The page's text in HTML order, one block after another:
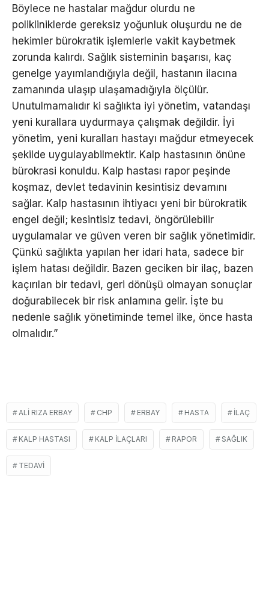
Böylece ne hastalar mağdur olurdu ne
polikliniklerde gereksiz yoğunluk oluşurdu ne de
hekimler bürokratik işlemlerle vakit kaybetmek
zorunda kalırdı. Sağlık sisteminin başarısı, kaç
genelge yayımlandığıyla değil, hastanın ilacına
zamanında ulaşıp ulaşamadığıyla ölçülür.
Unutulmamalıdır ki sağlıkta iyi yönetim, vatandaşı
yeni kurallara uydurmaya çalışmak değildir. İyi
yönetim, yeni kuralları hastayı mağdur etmeyecek
şekilde uygulayabilmektir. Kalp hastasının önüne
bürokrasi konuldu. Kalp hastası rapor peşinde
koşmaz, devlet tedavinin kesintisiz devamını
sağlar. Kalp hastasının ihtiyacı yeni bir bürokratik
engel değil; kesintisiz tedavi, öngörülebilir
uygulamalar ve güven veren bir sağlık yönetimidir.
Çünkü sağlıkta yapılan her idari hata, sadece bir
işlem hatası değildir. Bazen geciken bir ilaç, bazen
kaçırılan bir tedavi, geri dönüşü olmayan sonuçlar
doğurabilecek bir risk anlamına gelir. İşte bu
nedenle sağlık yönetiminde temel ilke, önce hasta
olmalıdır.”
ALI RIZA ERBAY CHP ERBAY HASTA İLAÇ
KALP HASTASI KALP ILAÇLARI RAPOR SAĞLIK
TEDAVI